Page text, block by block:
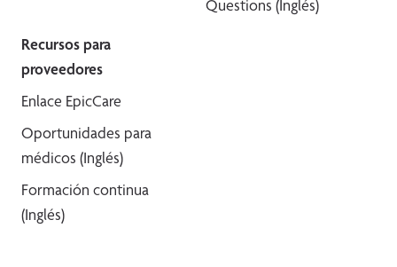
Questions (Inglés)
Recursos para
proveedores
Enlace EpicCare
Oportunidades para
médicos (Inglés)
Formación continua
(Inglés)